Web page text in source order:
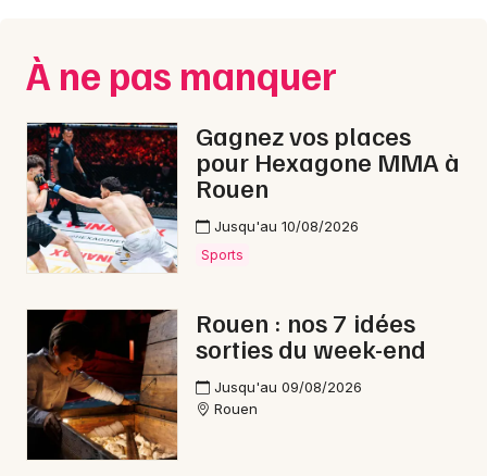
Spectacles
Concerts
Sports
Soirées
Sorties famille
Expos
Sorties & loisirs
Pilotage dans la Seine-Maritime
Nantes
Nice
Paris
Strasbourg
Toulouse
À ne pas manquer
Gagnez vos places
pour Hexagone MMA à
Rouen
Jusqu'au 10/08/2026
Sports
Rouen : nos 7 idées
sorties du week-end
Jusqu'au 09/08/2026
Rouen